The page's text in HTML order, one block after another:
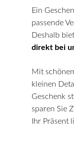
Ein
passende
Deshalb
direkt bei
Mit
kleinen
Geschenk
sparen Sie
Ihr Präsent